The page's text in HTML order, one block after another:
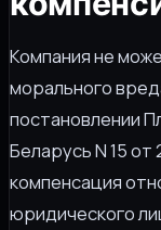
Компания не
морального
постановлении
Беларусь N 15 от
компенсация
юридического